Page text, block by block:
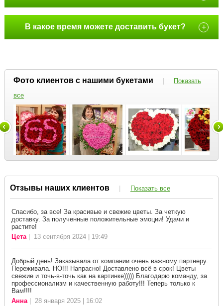
В какое время можете доставить букет? +
Фото клиентов с нашими букетами |
Показать
все
Отзывы наших клиентов | Показать все
Спасибо, за все! За красивые и свежие цветы. За четкую
доставку. За полученные положительные эмоции! Удачи и
растите!
Цета| 13 сентября 2024 | 19:49
Добрый день! Заказывала от компании очень важному партнеру.
Переживала. НО!!! Напрасно! Доставлено всё в срок! Цветы
свежие и точь-в-точь как на картинке))))) Благодарю команду, за
профессионализм и качественную работу!!! Теперь только к
Вам!!!!
Анна| 28 января 2025 | 16:02